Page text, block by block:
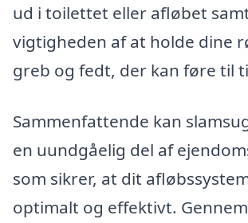
ud i toilettet eller afløbet
vigtigheden af at holde dine
greb og fedt, der kan føre til
Sammenfattende kan
en uundgåelig del af
som sikrer, at dit
optimalt og effektivt. Gennem